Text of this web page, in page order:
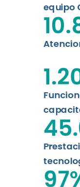
equipo
97